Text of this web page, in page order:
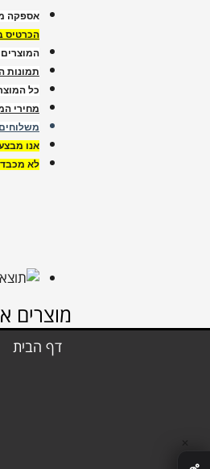
אספקה
הכרטיס
תמונות
כל
מחירי
משלוחים
אנו
לא
מוצרים
דף הבית